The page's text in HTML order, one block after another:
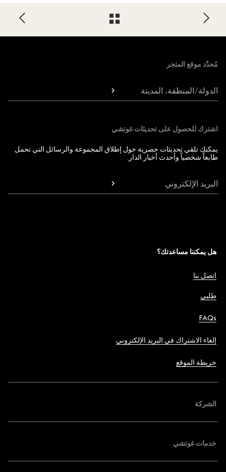
Footer
مُحدّد موقع المتجر
الدولة/المنطقة، المدينة
اشترك للحصول على تحديثات غوتشي
يمكنك تلقي تحديثات حصرية حول إطلاق المجموعة والرسائل التي تحمل
طابعاً شخصياً وأحدث أخبار الدار.
البريد الإلكتروني
هل يمكننا مساعدتك؟
اتصل بنا
طلبي
FAQs
إلغاء الاشتراك في البريد الإلكتروني
خريطة الموقع
الشركة
خدمات غوتشي